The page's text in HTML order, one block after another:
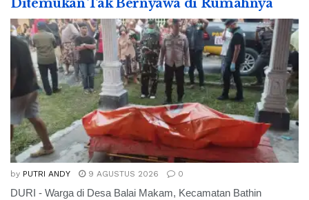
Ditemukan Tak Bernyawa di Rumahnya
by PUTRI ANDY 9 AGUSTUS 2026 0
DURI - Warga di Desa Balai Makam, Kecamatan Bathin